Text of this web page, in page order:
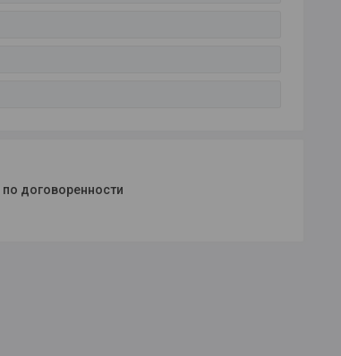
по договоренности